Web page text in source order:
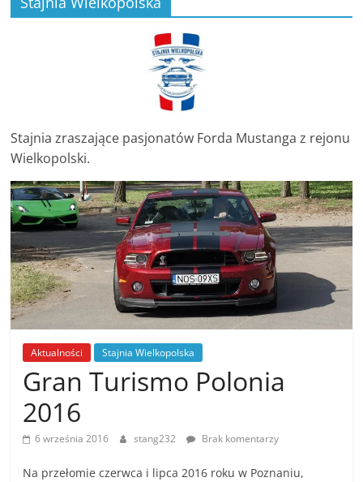
Stowarzyszenia
zrzesza
miłośników
amerykańskiej
motoryzacji
,
Stajnia zraszające pasjonatów Forda Mustanga z rejonu
Wielkopolski.
Aktualności Stajnia Wielkopolska
Gran Turismo Polonia
2016
6 września 2016 stang232 Brak komentarzy
Na przełomie czerwca i lipca 2016 roku w Poznaniu,